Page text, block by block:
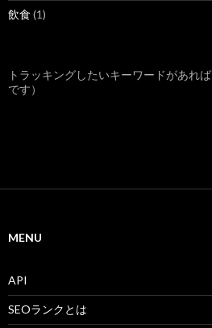
飲食 (1)
トラッキングしたいキーワードがあれば
です）
MENU
API
SEOランクとは